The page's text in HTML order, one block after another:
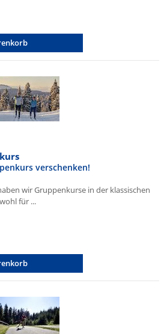
verschenken!
wir Gruppenkurse in der klassischen
für ...